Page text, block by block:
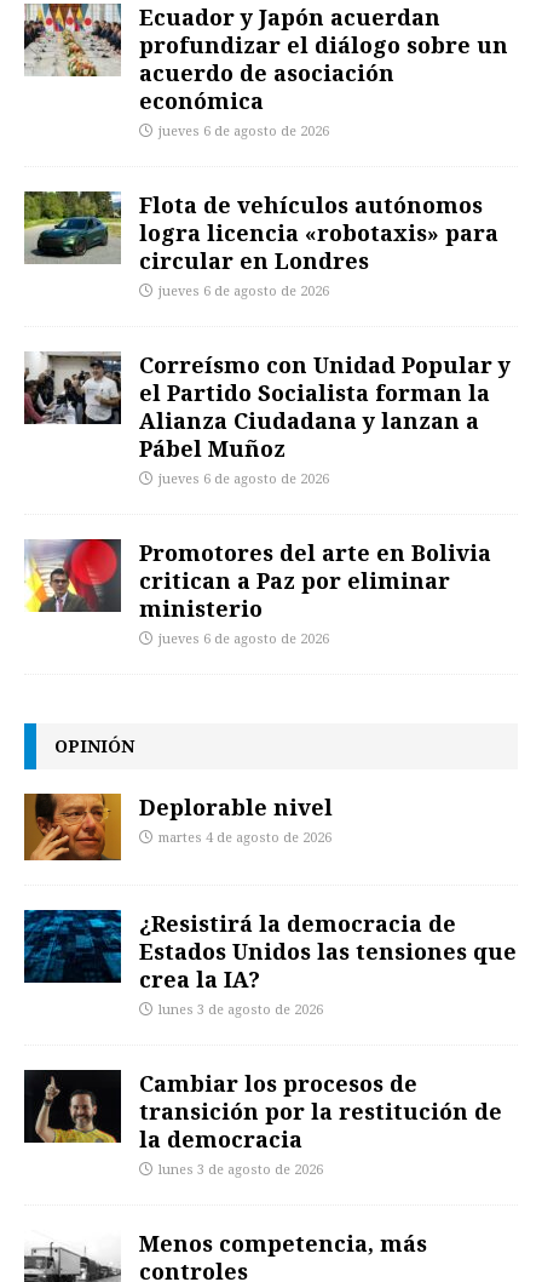
Ecuador y Japón acuerdan
profundizar el diálogo sobre un
acuerdo de asociación
económica
jueves 6 de agosto de 2026
Flota de vehículos autónomos
logra licencia «robotaxis» para
circular en Londres
jueves 6 de agosto de 2026
Correísmo con Unidad Popular y
el Partido Socialista forman la
Alianza Ciudadana y lanzan a
Pábel Muñoz
jueves 6 de agosto de 2026
Promotores del arte en Bolivia
critican a Paz por eliminar
ministerio
jueves 6 de agosto de 2026
OPINIÓN
Deplorable nivel
martes 4 de agosto de 2026
¿Resistirá la democracia de
Estados Unidos las tensiones que
crea la IA?
lunes 3 de agosto de 2026
Cambiar los procesos de
transición por la restitución de
la democracia
lunes 3 de agosto de 2026
Menos competencia, más
controles